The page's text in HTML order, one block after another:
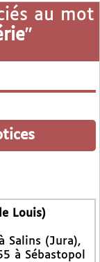
au mot
"
Louis)
Salins (Jura),
à Sébastopol